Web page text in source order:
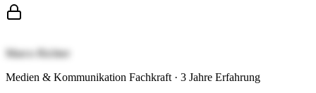
Marco Richter
Medien & Kommunikation Fachkraft · 3 Jahre Erfahrung